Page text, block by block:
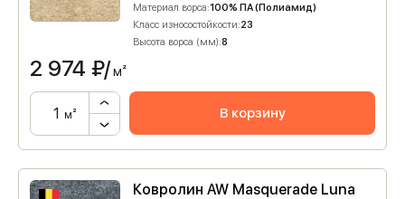
Материал ворса:100% ПА (Полиамид)
Класс износостойкости:23
Высота ворса (мм):8
2 974 ₽/м²
м² В корзину
Ковролин AW Masquerade Luna